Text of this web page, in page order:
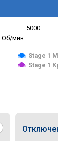
Об/мин
Stage 1
Stage 1
5000